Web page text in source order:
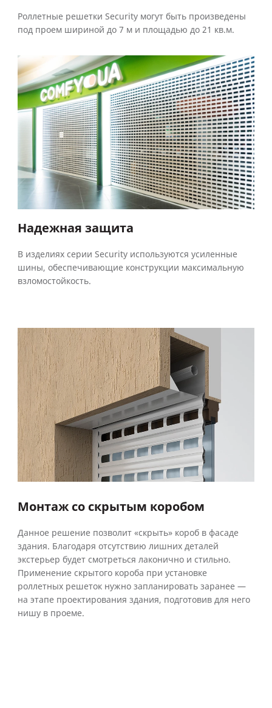
Роллетные решетки Security могут быть произведены
под проем шириной до 7 м и площадью до 21 кв.м.
Надежная защита
В изделиях серии Security используются усиленные
шины, обеспечивающие конструкции максимальную
взломостойкость.
Монтаж со скрытым коробом
Данное решение позволит «скрыть» короб в фасаде
здания. Благодаря отсутствию лишних деталей
экстерьер будет смотреться лаконично и стильно.
Применение скрытого короба при установке
роллетных решеток нужно запланировать заранее —
на этапе проектирования здания, подготовив для него
нишу в проеме.